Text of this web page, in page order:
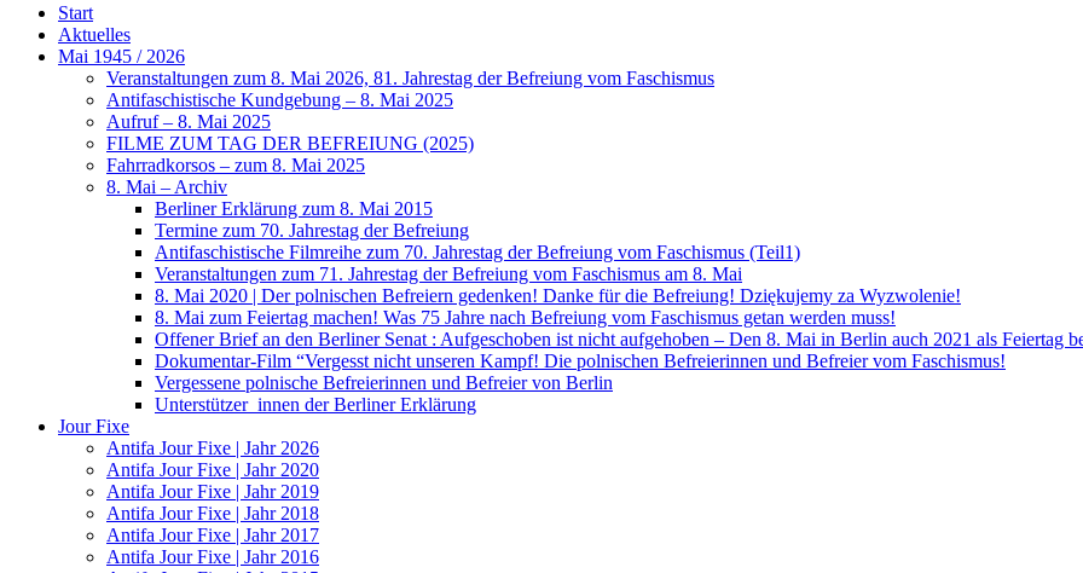
Start
Aktuelles
Mai 1945 / 2026
Veranstaltungen zum 8. Mai 2026, 81. Jahrestag der Befreiung vom Faschismus
Antifaschistische Kundgebung – 8. Mai 2025
Aufruf – 8. Mai 2025
FILME ZUM TAG DER BEFREIUNG (2025)
Fahrradkorsos – zum 8. Mai 2025
8. Mai – Archiv
Berliner Erklärung zum 8. Mai 2015
Termine zum 70. Jahrestag der Befreiung
Antifaschistische Filmreihe zum 70. Jahrestag der Befreiung vom Faschismus (Teil1)
Veranstaltungen zum 71. Jahrestag der Befreiung vom Faschismus am 8. Mai
8. Mai 2020 | Der polnischen Befreiern gedenken! Danke für die Befreiung! Dziękujemy za Wyzwolenie!
8. Mai zum Feiertag machen! Was 75 Jahre nach Befreiung vom Faschismus getan werden muss!
Offener Brief an den Berliner Senat : Aufgeschoben ist nicht aufgehoben – Den 8. Mai in Berlin auch 2021 als Feiertag
Dokumentar-Film “Vergesst nicht unseren Kampf! Die polnischen Befreierinnen und Befreier vom Faschismus!
Vergessene polnische Befreierinnen und Befreier von Berlin
Unterstützer_innen der Berliner Erklärung
Jour Fixe
Antifa Jour Fixe | Jahr 2026
Antifa Jour Fixe | Jahr 2020
Antifa Jour Fixe | Jahr 2019
Antifa Jour Fixe | Jahr 2018
Antifa Jour Fixe | Jahr 2017
Antifa Jour Fixe | Jahr 2016